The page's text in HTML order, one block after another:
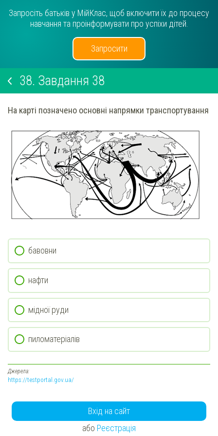
Запросіть батьків у МійКлас, щоб включити їх до процесу
навчання та проінформувати про успіхи дітей.
Запросити
38. Завдання 38
На карті позначено основні напрямки транспортування
бавовни
нафти
мідної руди
пиломатеріалів
Джерела:
https://testportal.gov.ua/
Вхід на сайт
або Реєстрація